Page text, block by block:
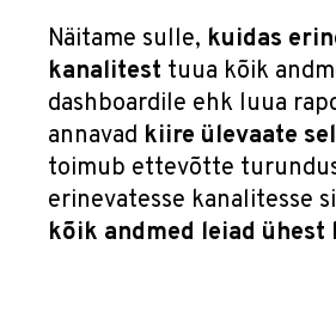
Näitame sulle, kuidas
kanalitest tuua kõik
dashboardile ehk luua
annavad kiire ülevaate
toimub ettevõtte
erinevatesse kanalitesse
kõik andmed leiad ühest